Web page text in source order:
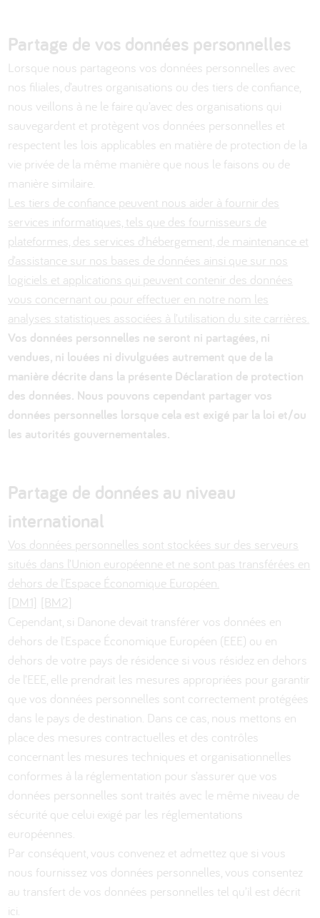
Partage de vos données personnelles
Lorsque nous partageons vos données personnelles avec
nos filiales, d’autres organisations ou des tiers de confiance,
nous veillons à ne le faire qu’avec des organisations qui
sauvegardent et protègent vos données personnelles et
respectent les lois applicables en matière de protection de la
vie privée de la même manière que nous le faisons ou de
manière similaire.
Les tiers de confiance peuvent nous aider à fournir des
services informatiques, tels que des fournisseurs de
plateformes, des services d’hébergement, de maintenance et
d’assistance sur nos bases de données ainsi que sur nos
logiciels et applications qui peuvent contenir des données
vous concernant ou pour effectuer en notre nom les
analyses statistiques associées à l’utilisation du site carrières.
Vos données personnelles ne seront ni partagées, ni
vendues, ni louées ni divulguées autrement que de la
manière décrite dans la présente Déclaration de protection
des données. Nous pouvons cependant partager vos
données personnelles lorsque cela est exigé par la loi et/ou
les autorités gouvernementales.
Partage de données au niveau
international
Vos données personnelles sont stockées sur des serveurs
situés dans l’Union européenne et ne sont pas transférées en
dehors de l’Espace Économique Européen.
[DM1] [BM2]
Cependant, si Danone devait transférer vos données en
dehors de l’Espace Économique Européen (EEE) ou en
dehors de votre pays de résidence si vous résidez en dehors
de l’EEE, elle prendrait les mesures appropriées pour garantir
que vos données personnelles sont correctement protégées
dans le pays de destination. Dans ce cas, nous mettons en
place des mesures contractuelles et des contrôles
concernant les mesures techniques et organisationnelles
conformes à la réglementation pour s’assurer que vos
données personnelles sont traités avec le même niveau de
sécurité que celui exigé par les réglementations
européennes.
Par conséquent, vous convenez et admettez que si vous
nous fournissez vos données personnelles, vous consentez
au transfert de vos données personnelles tel qu’il est décrit
ici.